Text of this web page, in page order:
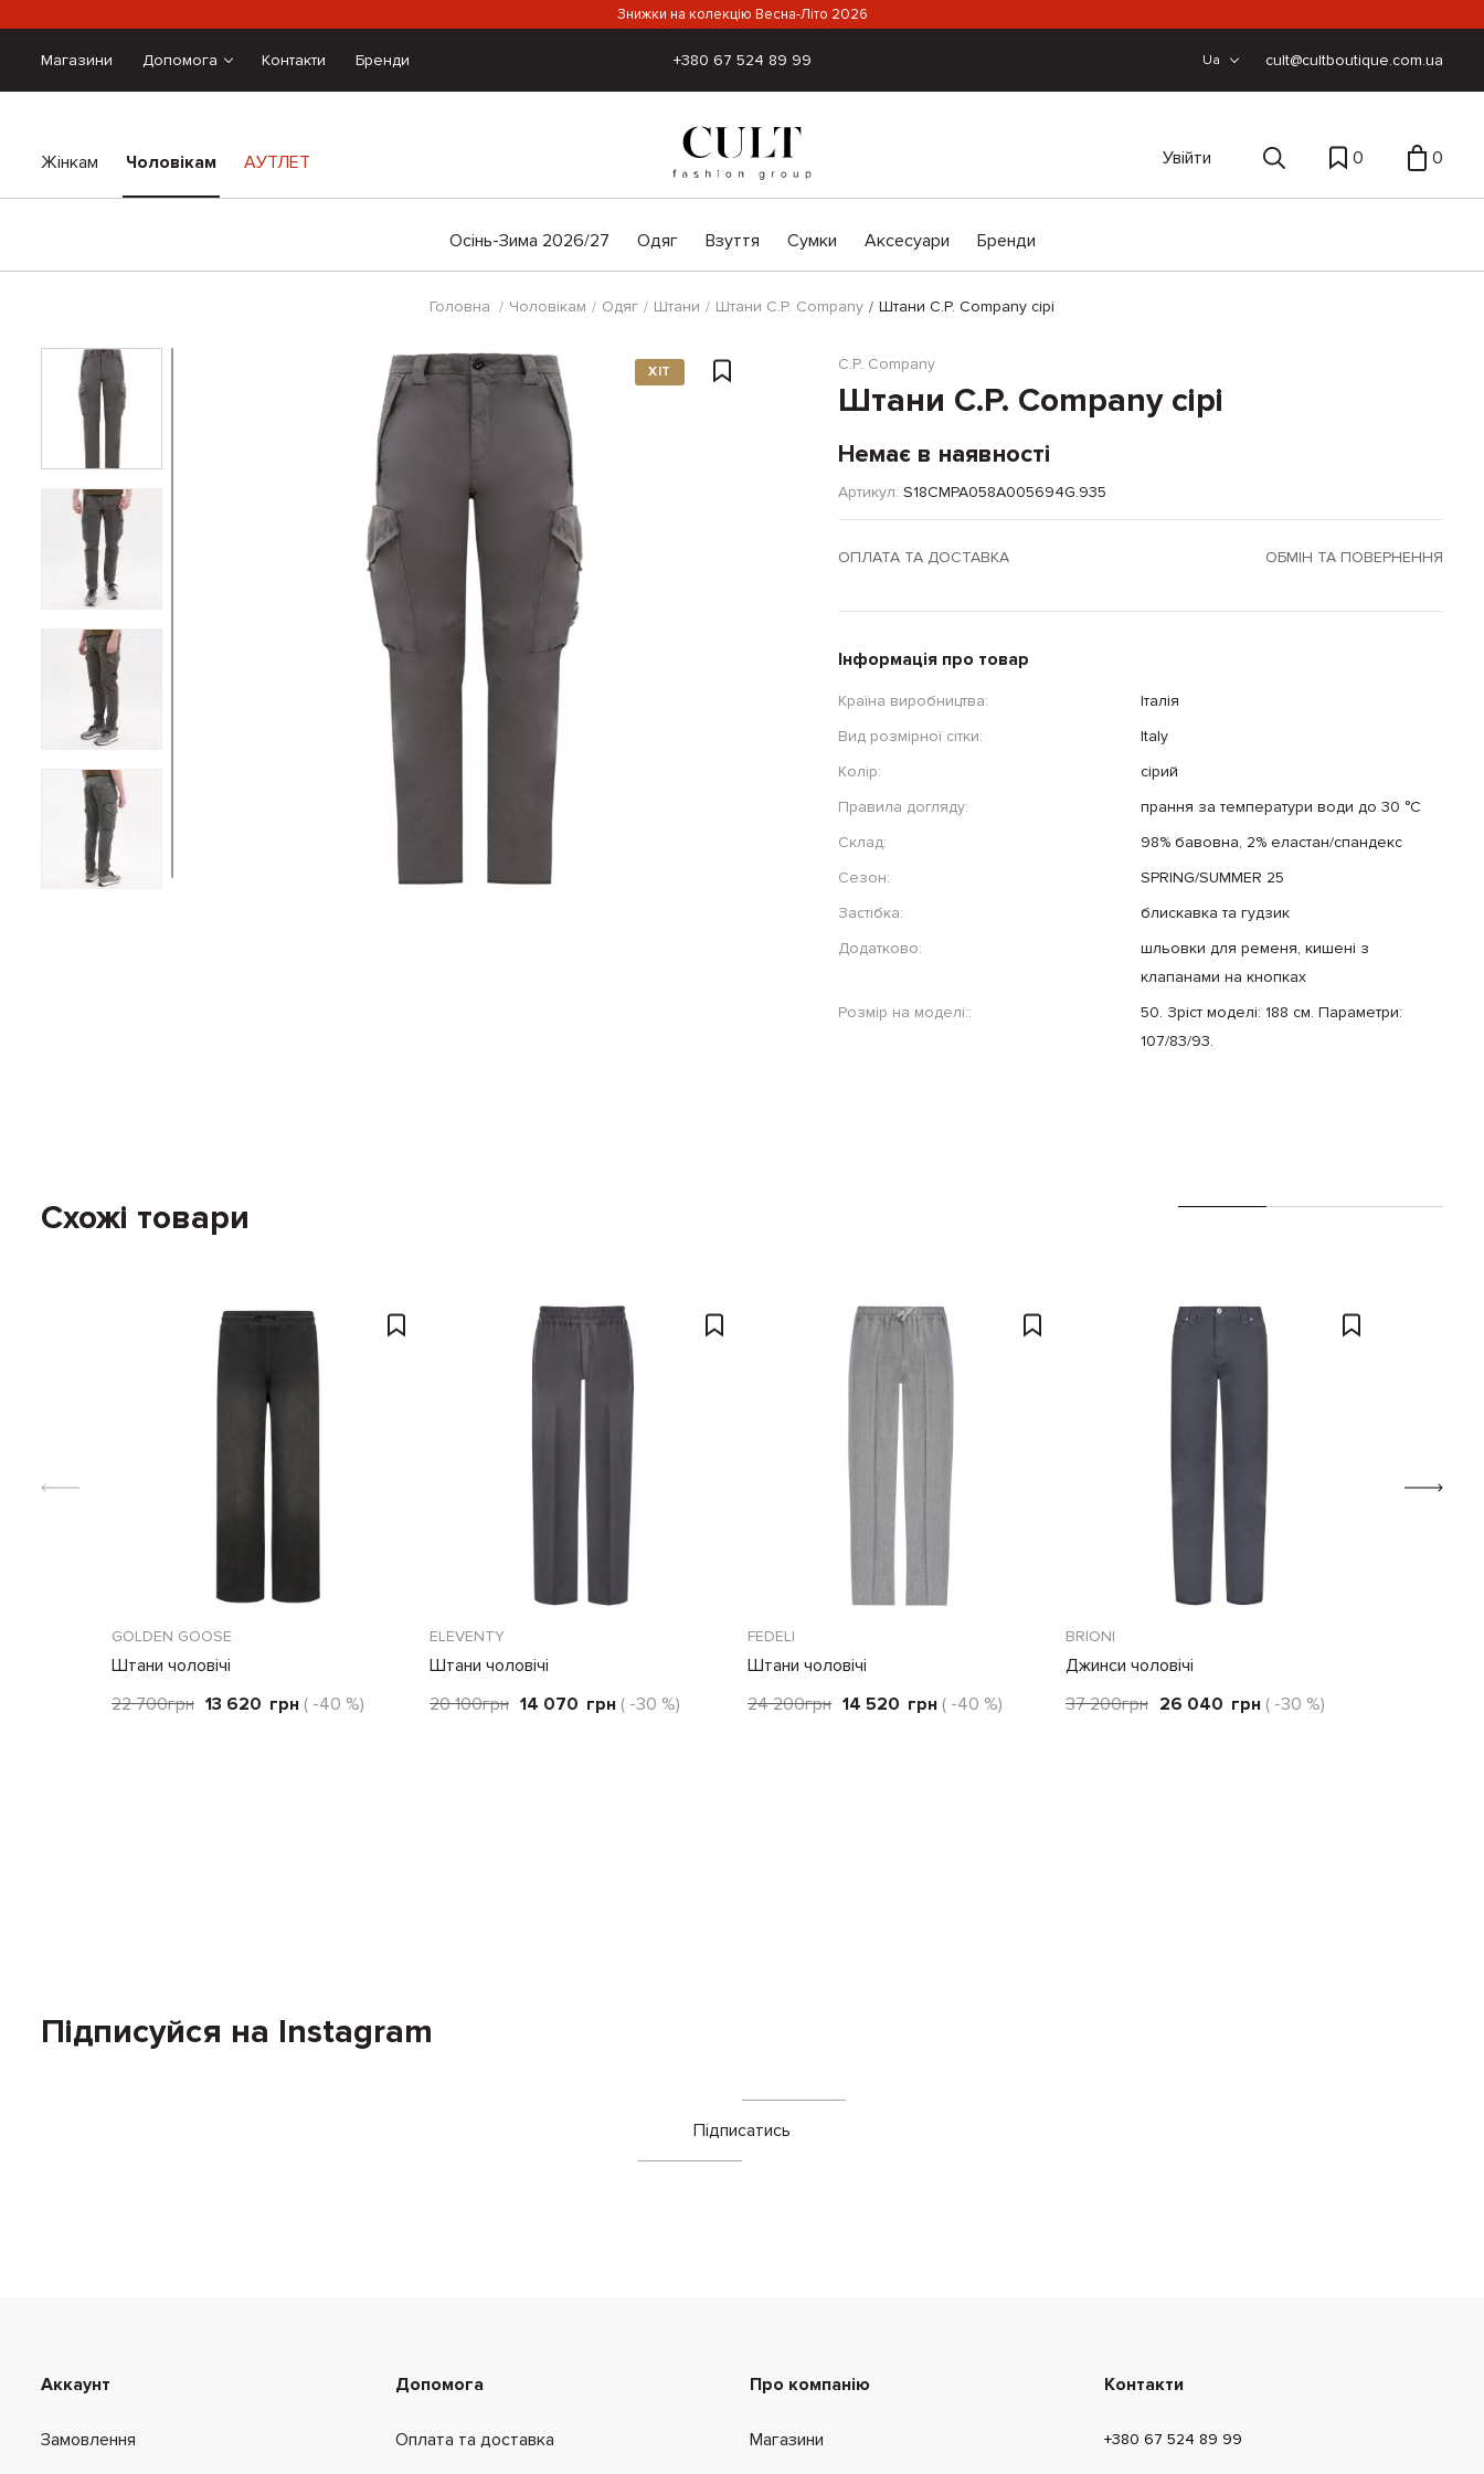
Знижки на колекцію Весна-Літо 2026
Магазини Допомога Контакти Бренди +380 67 524 89 99 Ua cult@cultboutique.com.ua
Жінкам Чоловікам
Осінь-Зима 2026/27 Одяг Взуття Сумки Аксесуари Бренди
АУТЛЕТ Увійти 0 0
Головна Чоловікам Одяг Штани Штани C.P. Company Штани C.P. Company сірі
ХІТ C.P. Company
Штани C.P. Company сірі
Немає в наявності
Артикул: S18CMPA058A005694G.935
ОПЛАТА ТА ДОСТАВКА ОБМІН ТА ПОВЕРНЕННЯ
Інформація про товар
Країна виробництва:
Італія
Вид розмірної сітки:
Italy
Колір:
сірий
Правила догляду:
прання за температури води до 30 °C
Склад:
98% бавовна, 2% еластан/спандекс
Сезон:
SPRING/SUMMER 25
Застібка:
блискавка та гудзик
Додатково:
шльовки для ременя, кишені з
клапанами на кнопках
Розмір на моделі::
50. Зріст моделі: 188 см. Параметри:
107/83/93.
Схожі товари
GOLDEN GOOSE
Штани чоловічі
22 700грн 13 620 грн ( -40 %)
ELEVENTY
Штани чоловічі
20 100грн 14 070 грн ( -30 %)
FEDELI
Штани чоловічі
24 200грн 14 520 грн ( -40 %)
BRIONI
Джинси чоловічі
37 200грн 26 040 грн ( -30 %)
Підписуйся на Instagram
Підписатись
Аккаунт
Замовлення
Допомога
Оплата та доставка
Про компанію
Магазини
Контакти
+380 67 524 89 99